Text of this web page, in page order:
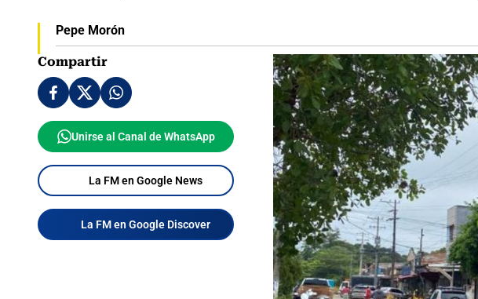
Pepe Morón
Compartir
Unirse al Canal de WhatsApp
La FM en Google News
La FM en Google Discover